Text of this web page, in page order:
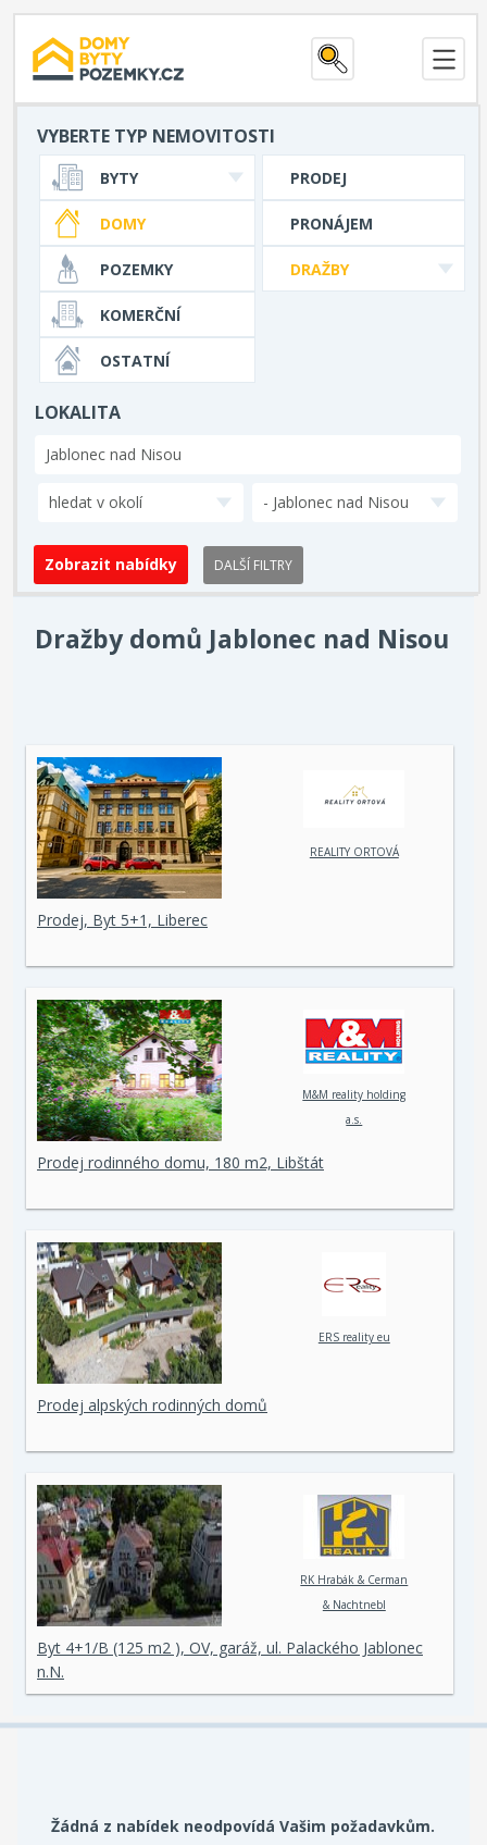
VYBERTE TYP NEMOVITOSTI
PRODEJ
PRONÁJEM
DRAŽBY
BYTY
DOMY
POZEMKY
KOMERČNÍ
OSTATNÍ
LOKALITA
hledat v okolí - Jablonec nad Nisou
DALŠÍ FILTRY
Dražby domů Jablonec nad Nisou
REALITY ORTOVÁ
Prodej, Byt 5+1, Liberec
M&M reality holding
a.s.
Prodej rodinného domu, 180 m2, Libštát
ERS reality eu
Prodej alpských rodinných domů
RK Hrabák & Cerman
& Nachtnebl
Byt 4+1/B (125 m2 ), OV, garáž, ul. Palackého Jablonec
n.N.
Žádná z nabídek neodpovídá Vašim požadavkům.